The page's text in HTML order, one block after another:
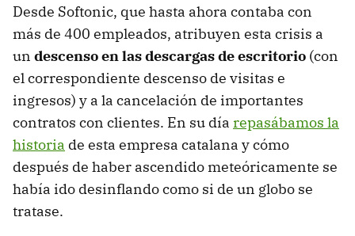
Desde Softonic, que hasta ahora contaba con
más de 400 empleados, atribuyen esta crisis a
un descenso en las descargas de escritorio (con
el correspondiente descenso de visitas e
ingresos) y a la cancelación de importantes
contratos con clientes. En su día repasábamos la
historia de esta empresa catalana y cómo
después de haber ascendido meteóricamente se
había ido desinflando como si de un globo se
tratase.